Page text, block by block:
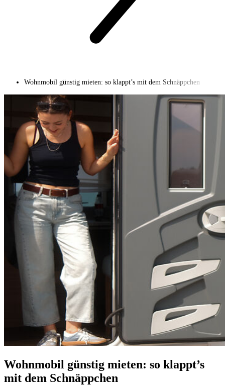
Wohnmobil günstig mieten: so klappt’s mit dem Schnäppchen
Wohnmobil günstig mieten: so klappt’s
mit dem Schnäppchen